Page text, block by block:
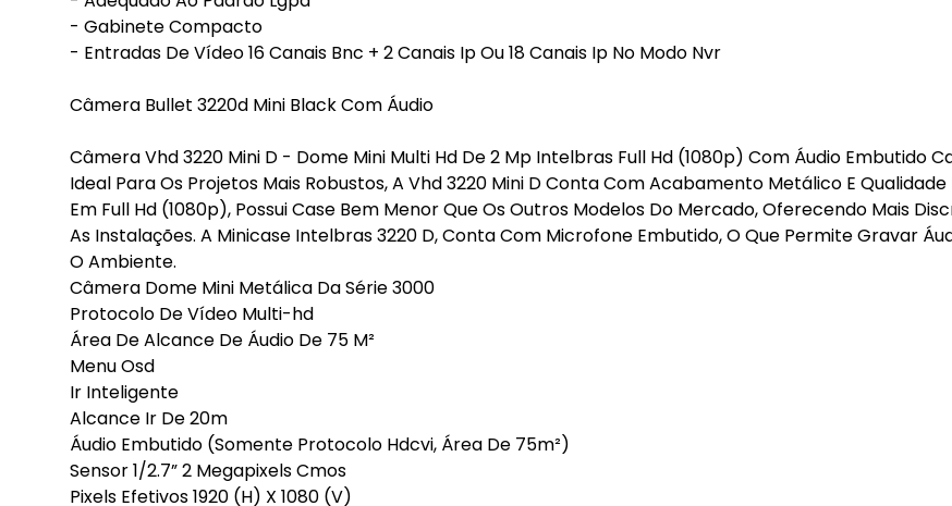
- Gabinete Compacto
- Entradas De Vídeo 16 Canais Bnc + 2 Canais Ip Ou 18 Canais Ip No Modo Nvr
Câmera Bullet 3220d Mini Black Com Áudio
Câmera Vhd 3220 Mini D - Dome Mini Multi Hd De 2 Mp Intelbras Full Hd (1080p) Com Áudio Embutido
Ideal Para Os Projetos Mais Robustos, A Vhd 3220 Mini D Conta Com Acabamento Metálico E
Em Full Hd (1080p), Possui Case Bem Menor Que Os Outros Modelos Do Mercado, Oferecendo Mais
As Instalações. A Minicase Intelbras 3220 D, Conta Com Microfone Embutido, O Que Permite Gravar
O Ambiente.
Câmera Dome Mini Metálica Da Série 3000
Protocolo De Vídeo Multi-hd
Área De Alcance De Áudio De 75 M²
Menu Osd
Ir Inteligente
Alcance Ir De 20m
Áudio Embutido (Somente Protocolo Hdcvi, Área De 75m²)
Sensor 1/2.7” 2 Megapixels Cmos
Pixels Efetivos 1920 (H) X 1080 (V)